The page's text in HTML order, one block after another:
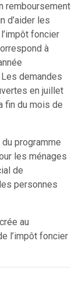
remboursement
d’aider les
foncier
à
Les demandes
en juillet
fin du mois de
programme
les ménages
de
personnes
au
l’impôt foncier